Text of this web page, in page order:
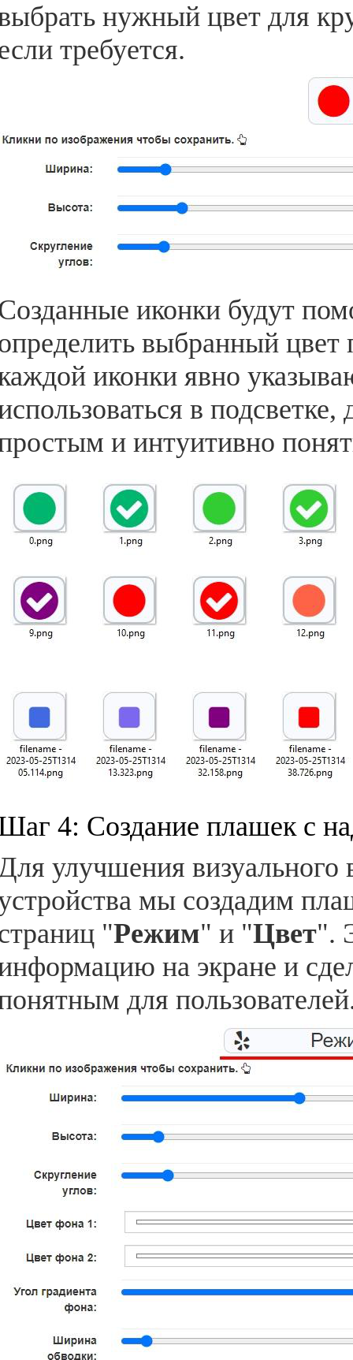
нужный цвет для
требуется.
иконки будут
выбранный цвет
иконки явно
в
и интуитивно
4: Создание плашек с
улучшения визуального
мы создадим
"Режим" и "Цвет".
на экране и
для